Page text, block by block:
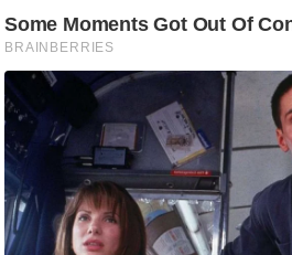
इ
टे
क्नॉ
लॉ
जी
ब्यू
टी